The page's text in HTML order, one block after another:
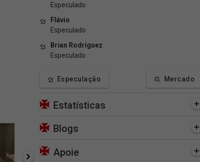
Especulado
Flávio
Especulado
Brian Rodríguez
Especulado
Especulação Mercado
Estatísticas
Blogs
Apoie